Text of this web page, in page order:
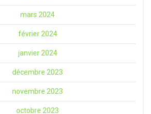
mars 2024
février 2024
janvier 2024
décembre 2023
novembre 2023
octobre 2023